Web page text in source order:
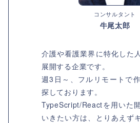
コンサルタント
牛尾太郎
介護や看護業界に特化した
展開する企業です。
週3日～、フルリモートで
探しております。
TypeScript/Reactを用いた
いきたい方は、とりあえず